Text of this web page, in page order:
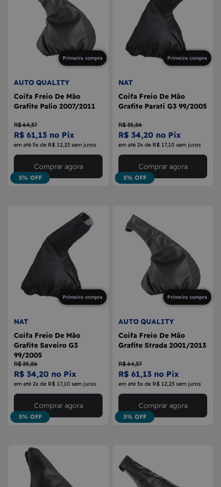
Primeira compra
AUTO QUALITY
Coifa Freio De Mão
Grafite Palio 2007/2011
R$ 64,37
R$ 61,13 no Pix
em até 5x de R$ 12,23 sem juros
5% OFF
Comprar agora
Primeira compra
NAT
Coifa Freio De Mão
Grafite Parati G3 99/2005
R$ 35,86
R$ 34,20 no Pix
em até 2x de R$ 17,10 sem juros
5% OFF
Comprar agora
Primeira compra
NAT
Coifa Freio De Mão
Grafite Saveiro G3
99/2005
R$ 35,86
R$ 34,20 no Pix
em até 2x de R$ 17,10 sem juros
5% OFF
Comprar agora
Primeira compra
AUTO QUALITY
Coifa Freio De Mão
Grafite Strada 2001/2013
R$ 64,37
R$ 61,13 no Pix
em até 5x de R$ 12,23 sem juros
5% OFF
Comprar agora